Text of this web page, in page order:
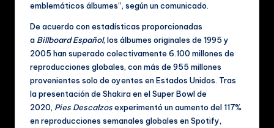
emblemáticos álbumes”, según un comunicado.
De acuerdo con estadísticas proporcionadas
a Billboard Español, los álbumes originales de 1995 y
2005 han superado colectivamente 6.100 millones de
reproducciones globales, con más de 955 millones
provenientes solo de oyentes en Estados Unidos. Tras
la presentación de Shakira en el Super Bowl de
2020, Pies Descalzosexperimentó un aumento del 117%
en reproducciones semanales globales en Spotify,